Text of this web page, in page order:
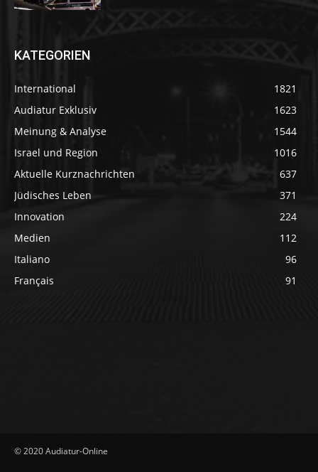
KATEGORIEN
International
1821
Audiatur Exklusiv
1623
Meinung & Analyse
1544
Israel und Region
1016
Aktuelle Kurznachrichten
637
Jüdisches Leben
371
Innovation
224
Medien
112
Italiano
96
Français
91
© 2020 Audiatur-Online